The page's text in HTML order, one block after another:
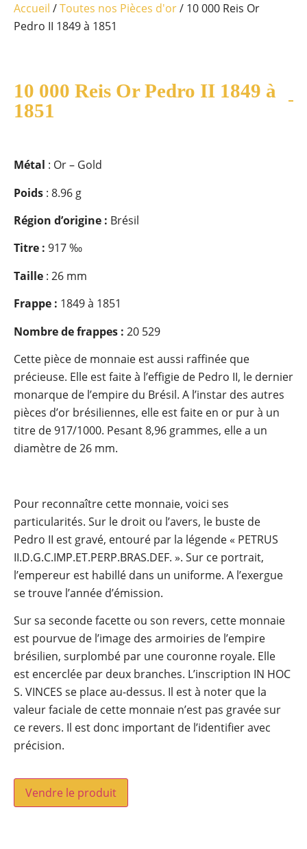
Accueil /Toutes nos Pièces d'or/ 10 000 Reis Or
Pedro II 1849 à 1851
10 000 Reis Or Pedro II 1849 à
1851
Métal : Or – Gold
Poids : 8.96 g
Région d’origine : Brésil
Titre : 917 ‰
Taille : 26 mm
Frappe : 1849 à 1851
Nombre de frappes : 20 529
Cette pièce de monnaie est aussi raffinée que
précieuse. Elle est faite à l’effigie de Pedro II, le dernier
monarque de l’empire du Brésil. A l’instar des autres
pièces d’or brésiliennes, elle est faite en or pur à un
titre de 917/1000. Pesant 8,96 grammes, elle a un
diamètre de 26 mm.
Pour reconnaître cette monnaie, voici ses
particularités. Sur le droit ou l’avers, le buste de
Pedro II est gravé, entouré par la légende « PETRUS
II.D.G.C.IMP.ET.PERP.BRAS.DEF. ». Sur ce portrait,
l’empereur est habillé dans un uniforme. A l’exergue
se trouve l’année d’émission.
Sur sa seconde facette ou son revers, cette monnaie
est pourvue de l’image des armoiries de l’empire
brésilien, surplombé par une couronne royale. Elle
est encerclée par deux branches. L’inscription IN HOC
S. VINCES se place au-dessus. Il est à noter que la
valeur faciale de cette monnaie n’est pas gravée sur
ce revers. Il est donc important de l’identifier avec
précision.
Vendre le produit